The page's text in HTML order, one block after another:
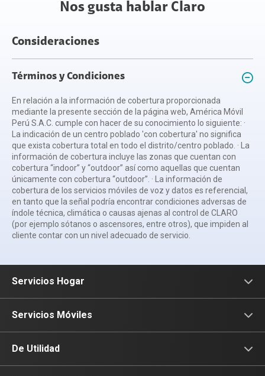
Nos gusta hablar Claro
Consideraciones
Términos y Condiciones
En relación a la información de cobertura proporcionada
mediante la presente sección de la página web, América Móvil
Perú S.A.C. cumple con hacer de su conocimiento lo siguiente: ·
La indicación de un centro poblado 'con cobertura' no significa
que exista cobertura total en todo el distrito/centro poblado. · La
información de cobertura incluye las zonas que cuentan con
cobertura “indoor” y “outdoor” así como aquellas que cuentan
únicamente con cobertura “outdoor”. · La información de
cobertura de los servicios móviles de voz y datos es referencial,
en tanto que la señal podría encontrar condiciones adversas de
índole técnica, climática o causas ajenas al control de CLARO
(por ejemplo sótanos o ascensores, entre otros), que impiden al
cliente contar con un nivel adecuado de servicio.
Servicios Hogar
Internet
Fibra Óptica
Servicios Móviles
Prepago
De Utilidad